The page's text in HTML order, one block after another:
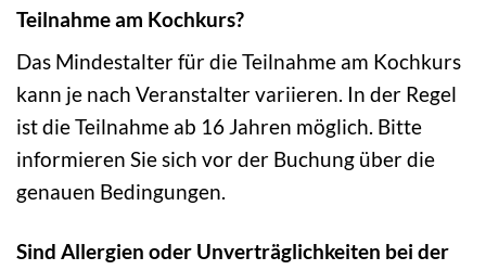
Teilnahme am Kochkurs?
Das Mindestalter für die Teilnahme am Kochkurs
kann je nach Veranstalter variieren. In der Regel
ist die Teilnahme ab 16 Jahren möglich. Bitte
informieren Sie sich vor der Buchung über die
genauen Bedingungen.
Sind Allergien oder Unverträglichkeiten bei der